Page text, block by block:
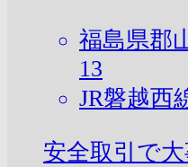
福島県郡
13
JR磐越西
安全取引で